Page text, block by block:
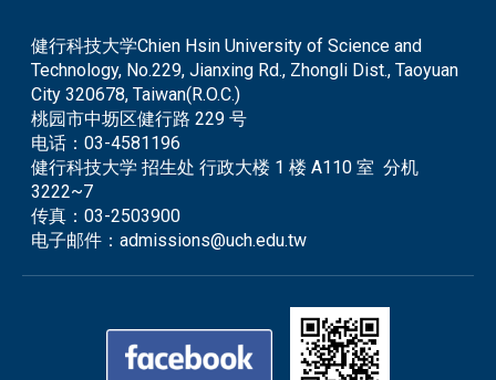
健行科技大学Chien Hsin University of Science and
Technology, No.229, Jianxing Rd., Zhongli Dist., Taoyuan
City 320678, Taiwan(R.O.C.)
桃园市中坜区健行路 229 号
电话：03-4581196
健行科技大学 招生处 行政大楼 1 楼 A110 室 分机
3222~7
传真：03-2503900
电子邮件：admissions@uch.edu.tw